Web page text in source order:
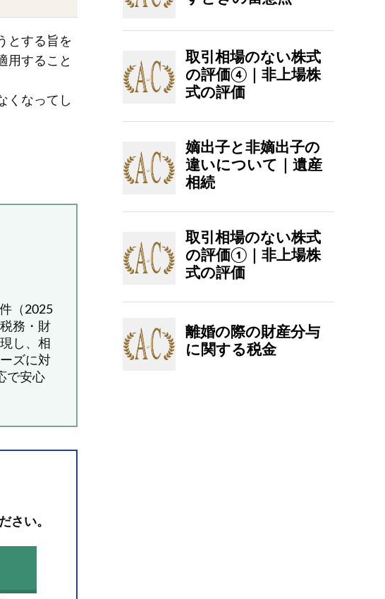
とする旨を
用すること
くなってし
（2025
務・財
し、相
ズに対
で安心
さい。